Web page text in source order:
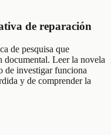
de reparación
de pesquisa que
documental. Leer la novela
de investigar funciona
y de comprender la